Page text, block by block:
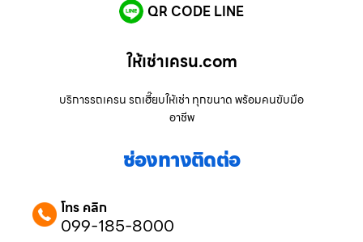
QR CODE LINE
ให้เช่าเครน.com
บริการรถเครน รถเฮี๊ยบให้เช่า ทุกขนาด พร้อมคนขับมือ
อาชีพ
ช่องทางติดต่อ
โทร คลิก
099-185-8000